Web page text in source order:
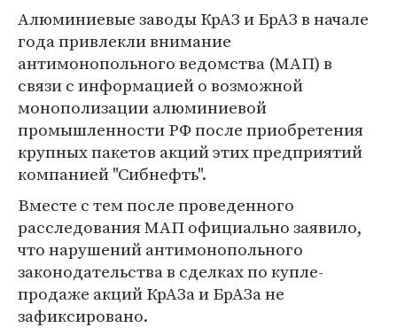
Алюминиевые заводы КрАЗ и БрАЗ в начале
года привлекли внимание
антимонопольного ведомства (МАП) в
связи с информацией о возможной
монополизации алюминиевой
промышленности РФ после приобретения
крупных пакетов акций этих предприятий
компанией "Сибнефть".
Вместе с тем после проведенного
расследования МАП официально заявило,
что нарушений антимонопольного
законодательства в сделках по купле-
продаже акций КрАЗа и БрАЗа не
зафиксировано.